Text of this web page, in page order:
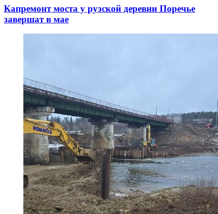
Капремонт моста у рузской деревни Поречье
завершат в мае